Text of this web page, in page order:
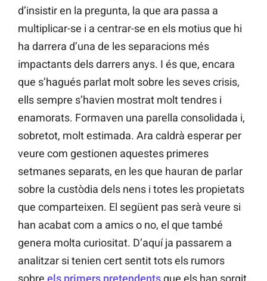
d’insistir en la pregunta, la que ara passa a
multiplicar-se i a centrar-se en els motius que hi
ha darrera d’una de les separacions més
impactants dels darrers anys. I és que, encara
que s’hagués parlat molt sobre les seves crisis,
ells sempre s’havien mostrat molt tendres i
enamorats. Formaven una parella consolidada i,
sobretot, molt estimada. Ara caldrà esperar per
veure com gestionen aquestes primeres
setmanes separats, en les que hauran de parlar
sobre la custòdia dels nens i totes les propietats
que comparteixen. El següent pas serà veure si
han acabat com a amics o no, el que també
genera molta curiositat. D’aquí ja passarem a
analitzar si tenien cert sentit tots els rumors
sobre els primers pretendentsque els han sorgit,